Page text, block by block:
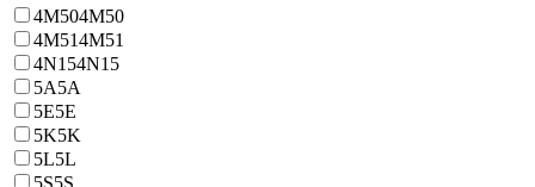
4M504M50
4M514M51
4N154N15
5A5A
5E5E
5K5K
5L5L
5S5S